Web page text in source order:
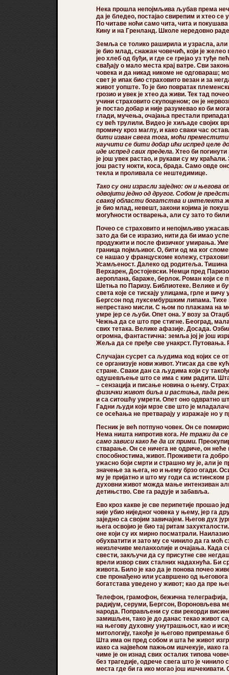
Нека прошла непојмљива љубав према
да је бледео, постајао свирепим и хтео се
По читаве ноћи само чита, чита и
Кину и на Гренланд. Школе нередовно
Земља се толико раширила и узрасла,
је био млад, снажан човечић, који је
јео хлеб од буђи, и где се грејао уз туђе
свађају о мало места крај ватре. Сви
човека и да никад никоме не одговараш;
свет је ипак био страховито везан и за
живот уопште. То је био повратак
грозио и увек је хтео да живи. Тек тад
учини страховито скупоценом; он је
је постао добар и није разумевао ко би
глади, мучења, очајања престали
су већ трулили. Видео је хиљаде својих
промичу кроз маглу, и како сваки час
бити изван свега тога, моћи
научити се бити добар ићи испред целе
иде испред свих предела.Хтео би погинути
је још увек растао, и рукави су му
још расту нокти, коса, брада. Само овде
текла и проливала се нештедимице.
Тако су они израсли заједно: он и
одвојити једно од другог. Собом је
свакој области богатства и интелекта
је био млад, невешт, закони којима је
могућности остварења, али су зато то
Почео се страховито и непојмљиво
зато да би се изразио, нити да би имао
продужити и после физичког умирања.
граница појмљивог. О, бити од ма ког
се нашао у францускоме колежу,
Усамљеност. Далеко од родитеља.
Верхарен, Достојевски. Немци пред
аероплана, бараже, берлок. Роман који се
Шетња по Паризу. Библиотеке. Велике и
света које се тискају улицама, грле и
Бергсон под луксембуршким липама. Тихе
непрестано мисли. С њом по плажама на
умре јер се љуби. Опет она. У возу за
Чежња да се што пре стигне. Београд,
свих тетака. Велике афазије. Досада.
огромна, фантастична: земља јој је још
Жеља да се пређе све унакрст. Путовања.
Случајан сусрет са људима код којих се
се организује нови живот. Утисак да све
стране. Сваки дан са људима који су
одушевљење што се има с ким радити.
– сензација и писање новина о њему.
физички живот биља и растиња, пада
и са ситошћу умрети. Опет оно одвратно
Гадни људи који мрзе све што је
се осећања не претварају у изражаје но у
Песник је већ потпуно човек. Он се
Нема ништа нипротив кога. Не тражи да се
само зависи како ће да их прими.
стварање. Он се ничега не одриче, он
способностима, живот. Проживети га
ужасно боји смрти и страшно му је, али је
значење за њега, но и њему брзо огади.
му је пријатно и што му годи са
духовни живот можда мање интензиван
детињство. Све га радује и забавља.
Ево кроз какве је све перипетије прошао
није убио ниједног човека у њему, јер га
заједно са својим завичајем. Његов дух
њега освојио је био тај ритам
оне који су их мирно посматрали. Наилазио
обухватити и зато му се чинило да га моћ
неизлечиве меланхолије и очајања. Када
свести, закључи да су присутне све
врели извор свих сталних надахнућа. Би
живота. Било је као да је понова почео
све пронађено или усавршено од
богатстава уведено у живот; као да пре
Телефон, грамофон, бежична
радијум, серуми, Бергсон, Вороновљева
народа. Поправљени су сви рекорди
замишљен, тако је до данас текао живот
на његову духовну унутрашњост, као и
митологију, такође је његово
Шта има он пред собом и шта ће живот
иако са највећом пажњом ишчекује, иако
чиме је он изнад свих осталих типова
без трагедије, одрече свега што је
места где би га ико могао још